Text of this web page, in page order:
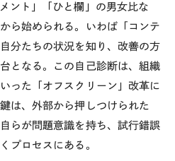
ント」「ひと欄」の男女比な
ら始められる。いわば「コンテ
分たちの状況を知り、改善の方
となる。この自己診断は、組織
った「オフスクリーン」改革に
は、外部から押しつけられた
らが問題意識を持ち、試行錯誤
プロセスにある。